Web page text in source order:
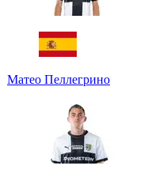
Матео Пеллегрино